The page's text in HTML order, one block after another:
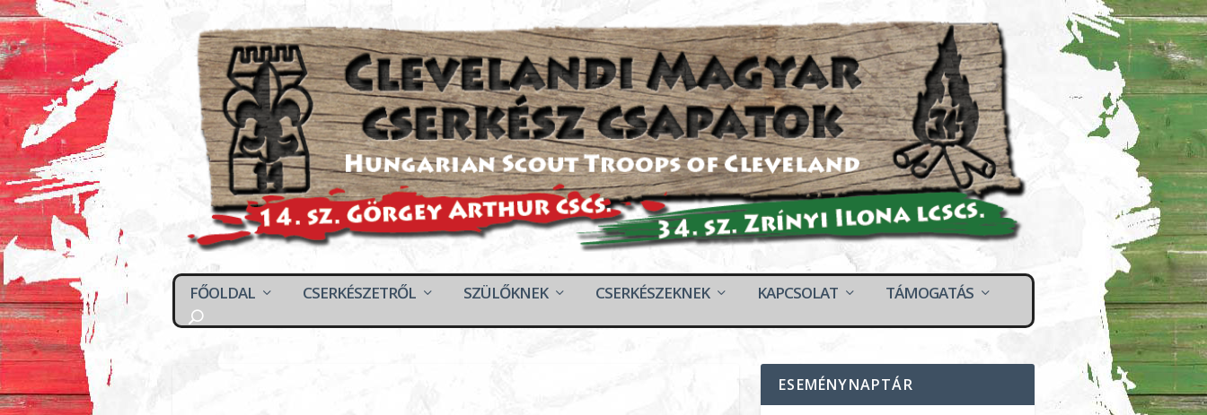
FŐOLDAL CSERKÉSZETRŐL SZÜLŐKNEK CSERKÉSZEKNEK KAPCSOLAT TÁMOGATÁS
ESEMÉNYNAPTÁR